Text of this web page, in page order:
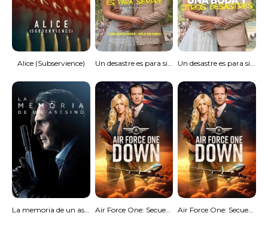
Alice (Subservience)
La memoria de un asesino Air Force One: Secuestro aéreo Air Force One: Secuestro aéreo